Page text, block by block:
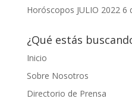
Horóscopos JULIO 2022 6
¿Qué estás
Inicio
Sobre Nosotros
Directorio de Prensa